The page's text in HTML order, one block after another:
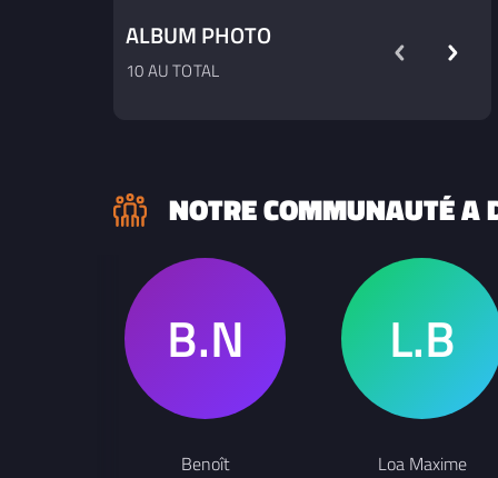
ALBUM PHOTO
10 AU TOTAL
NOTRE COMMUNAUTÉ A
Benoît Loa Maxime